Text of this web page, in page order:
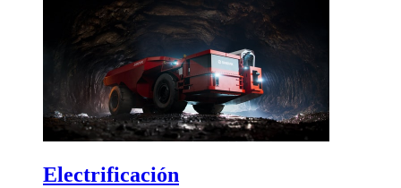
Electrificación